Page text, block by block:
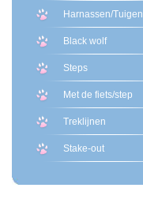
Harnassen/Tuigen
Black wolf
Steps
Met de fiets/step
Treklijnen
Stake-out